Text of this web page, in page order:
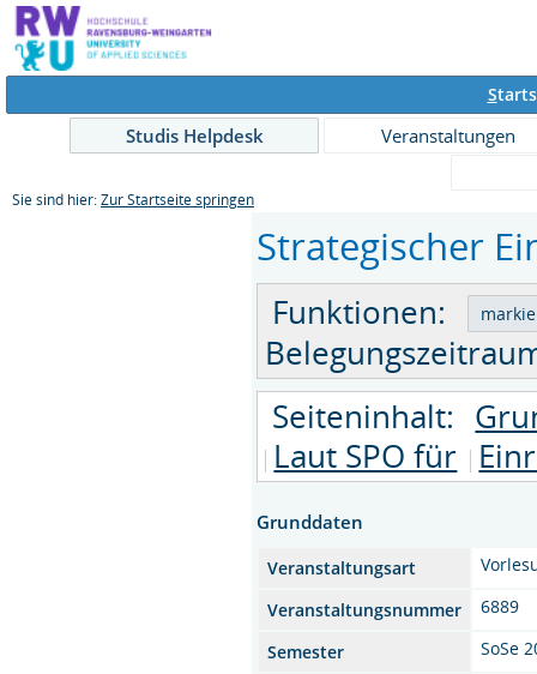
S
Studis Helpdesk
Veranstaltungen
Sie sind hier: Zur Startseite springen
Strategischer
Funktionen:
Seiteninhalt:
Laut SPO für
Grunddaten
Veranstaltungsart
Veranstaltungsnummer
6889
Semester
SoSe